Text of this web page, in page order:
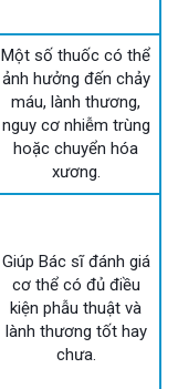
Một số thuốc có thể
ảnh hưởng đến chảy
máu, lành thương,
nguy cơ nhiễm trùng
hoặc chuyển hóa
xương.
Giúp Bác sĩ đánh giá
cơ thể có đủ điều
kiện phẫu thuật và
lành thương tốt hay
chưa.